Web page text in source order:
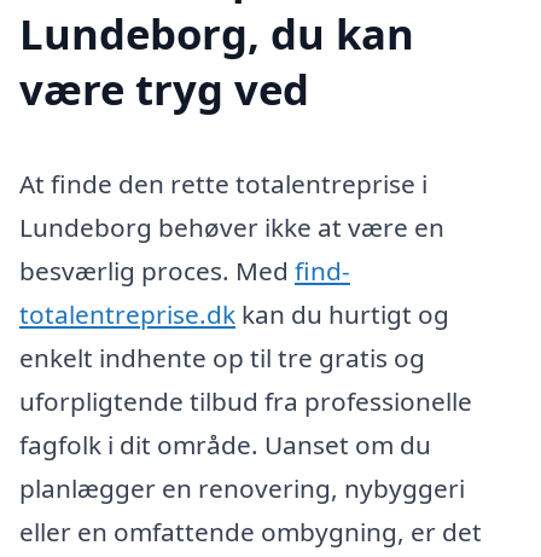
Lundeborg, du kan
være tryg ved
At finde den rette totalentreprise i
Lundeborg behøver ikke at være en
besværlig proces. Med find-
totalentreprise.dk kan du hurtigt og
enkelt indhente op til tre gratis og
uforpligtende tilbud fra professionelle
fagfolk i dit område. Uanset om du
planlægger en renovering, nybyggeri
eller en omfattende ombygning, er det